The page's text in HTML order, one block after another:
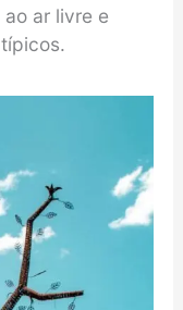
ar livre e